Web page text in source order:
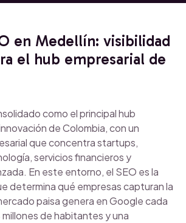
en Medellín: visibilidad
el hub empresarial de
como el principal hub
de Colombia, con un
que concentra startups,
servicios financieros y
En este entorno, el SEO es la
determina qué empresas capturan la
paisa genera en Google cada
de habitantes y una